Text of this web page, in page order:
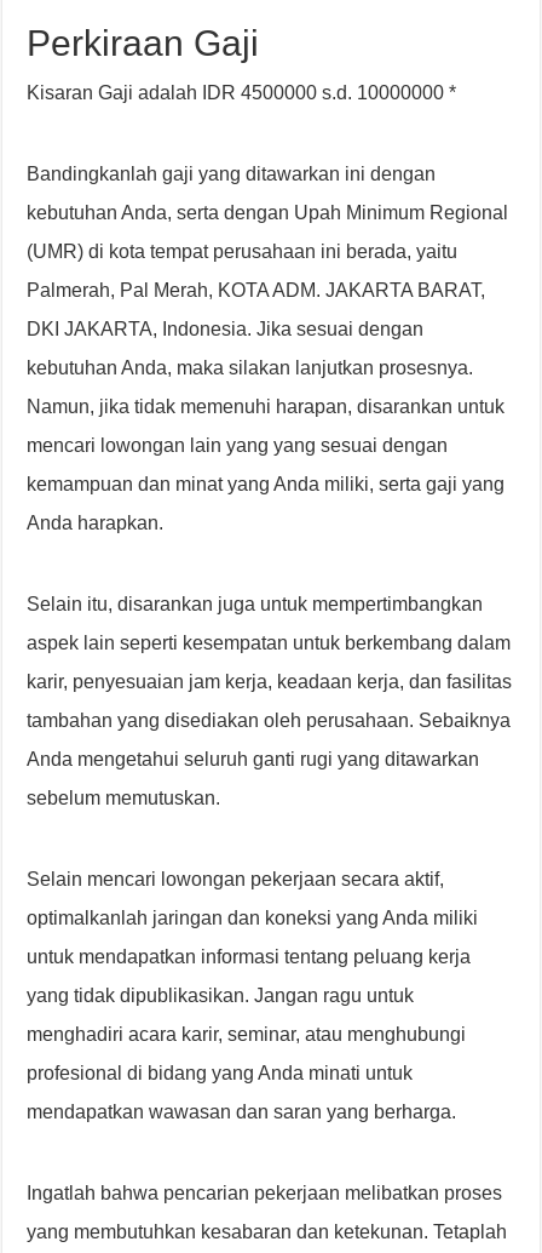
Perkiraan Gaji
Kisaran Gaji adalah IDR 4500000 s.d. 10000000 *
Bandingkanlah gaji yang ditawarkan ini dengan
kebutuhan Anda, serta dengan Upah Minimum Regional
(UMR) di kota tempat perusahaan ini berada, yaitu
Palmerah, Pal Merah, KOTA ADM. JAKARTA BARAT,
DKI JAKARTA, Indonesia. Jika sesuai dengan
kebutuhan Anda, maka silakan lanjutkan prosesnya.
Namun, jika tidak memenuhi harapan, disarankan untuk
mencari lowongan lain yang yang sesuai dengan
kemampuan dan minat yang Anda miliki, serta gaji yang
Anda harapkan.
Selain itu, disarankan juga untuk mempertimbangkan
aspek lain seperti kesempatan untuk berkembang dalam
karir, penyesuaian jam kerja, keadaan kerja, dan fasilitas
tambahan yang disediakan oleh perusahaan. Sebaiknya
Anda mengetahui seluruh ganti rugi yang ditawarkan
sebelum memutuskan.
Selain mencari lowongan pekerjaan secara aktif,
optimalkanlah jaringan dan koneksi yang Anda miliki
untuk mendapatkan informasi tentang peluang kerja
yang tidak dipublikasikan. Jangan ragu untuk
menghadiri acara karir, seminar, atau menghubungi
profesional di bidang yang Anda minati untuk
mendapatkan wawasan dan saran yang berharga.
Ingatlah bahwa pencarian pekerjaan melibatkan proses
yang membutuhkan kesabaran dan ketekunan. Tetaplah